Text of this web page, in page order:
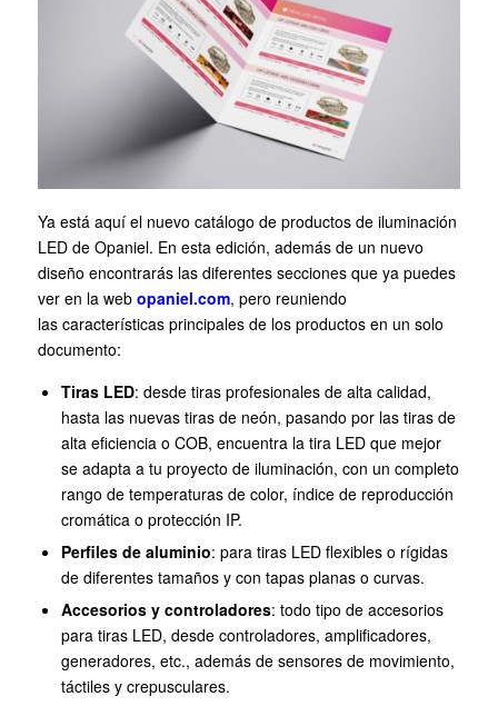
Ya está aquí el nuevo catálogo de productos de iluminación
LED de Opaniel. En esta edición, además de un nuevo
diseño encontrarás las diferentes secciones que ya puedes
ver en la web opaniel.com, pero reuniendo
las características principales de los productos en un solo
documento:
Tiras LED: desde tiras profesionales de alta calidad,
hasta las nuevas tiras de neón, pasando por las tiras de
alta eficiencia o COB, encuentra la tira LED que mejor
se adapta a tu proyecto de iluminación, con un completo
rango de temperaturas de color, índice de reproducción
cromática o protección IP.
Perfiles de aluminio: para tiras LED flexibles o rígidas
de diferentes tamaños y con tapas planas o curvas.
Accesorios y controladores: todo tipo de accesorios
para tiras LED, desde controladores, amplificadores,
generadores, etc., además de sensores de movimiento,
táctiles y crepusculares.